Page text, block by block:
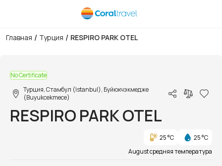
Главная / Турция / RESPIRO PARK OTEL
No Certificate
Турция, Стамбул (Istanbul), Буйюкчэкмедже
(Buyukcekmece)
RESPIRO PARK OTEL
25 °C
25 °C
August средняя температура